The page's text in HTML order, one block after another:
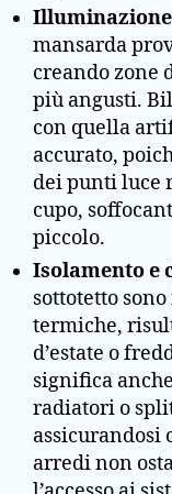
mansarda
creando zone
più angusti.
con quella
accurato,
dei punti luce
cupo,
piccolo.
Isolamento e
sottotetto
termiche,
d’estate o
significa
radiatori o
assicurandosi
arredi non